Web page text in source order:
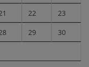
22 23
29 30